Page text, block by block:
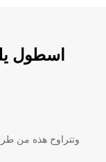
اسطول
وتتراوح هذه من